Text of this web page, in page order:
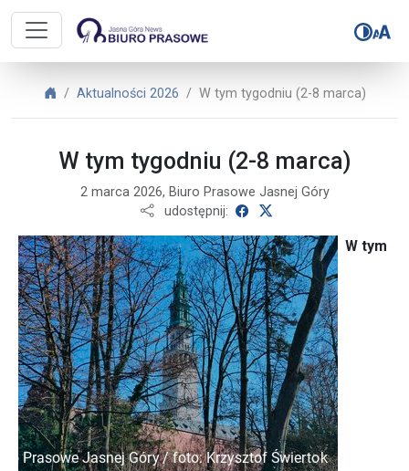
Biuro Prasowe Jasnej Góry – W
Biuro Prasowe Jasnej Góry
Aktualności 2026 W tym tygodniu (2-8 marca)
W tym tygodniu (2-8 marca)
2 marca 2026, Biuro Prasowe Jasnej Góry
udostępnij:
udostępnij na Facebooku
W tym